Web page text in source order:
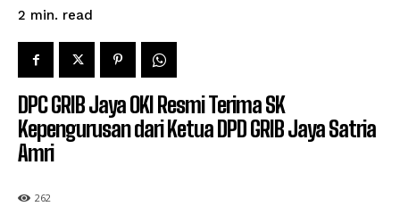
2 min. read
DPC GRIB Jaya OKI Resmi Terima SK
Kepengurusan dari Ketua DPD GRIB Jaya Satria
Amri
262